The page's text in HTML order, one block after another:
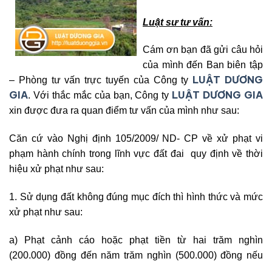
Luật sư tư vấn:
Cám ơn bạn đã gửi câu hỏi
của mình đến Ban biên tập
– Phòng tư vấn trực tuyến của Công ty LUẬT DƯƠNG
GIA. Với thắc mắc của bạn, Công ty LUẬT DƯƠNG GIA
xin được đưa ra quan điểm tư vấn của mình như sau:
Căn cứ vào Nghị định 105/2009/ ND- CP về xử phạt vi
phạm hành chính trong lĩnh vực đất đai quy định về thời
hiệu xử phạt như sau:
1. Sử dụng đất không đúng mục đích thì hình thức và mức
xử phạt như sau:
a) Phạt cảnh cáo hoặc phạt tiền từ hai trăm nghìn
(200.000) đồng đến năm trăm nghìn (500.000) đồng nếu